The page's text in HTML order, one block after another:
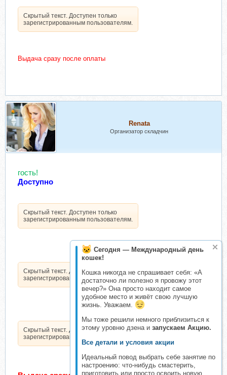
Сегодня — Международный день
кошек!
Кошка никогда не спрашивает себя: «А
достаточно ли полезно я провожу этот
вечер?» Она просто находит самое
удобное место и живёт свою лучшую
жизнь. Уважаем.
Мы тоже решили немного приблизиться к
этому уровню дзена и запускаем Акцию.
Все детали и условия акции
Идеальный повод выбрать себе занятие по
настроению: что-нибудь смастерить,
приготовить или просто освоить новую
Скрытый текст. Доступен только
зарегистрированным пользователям.
Выдача сразу после оплаты
Renata
Организатор складчин
гость!
Доступно
Скрытый текст. Доступен только
зарегистрированным пользователям.
Скрытый текст. Доступен только
зарегистрированным пользователям.
Скрытый текст. Доступен только
зарегистрированным пользователям.